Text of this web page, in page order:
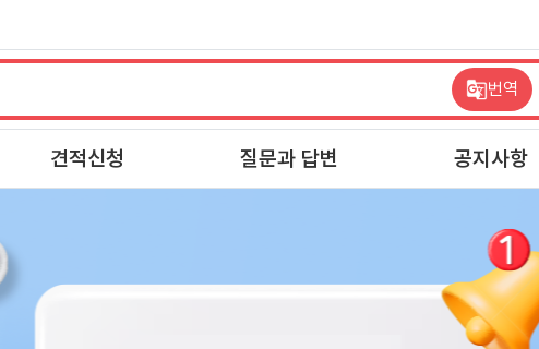
번역
견적신청 질문과 답변 공지사항